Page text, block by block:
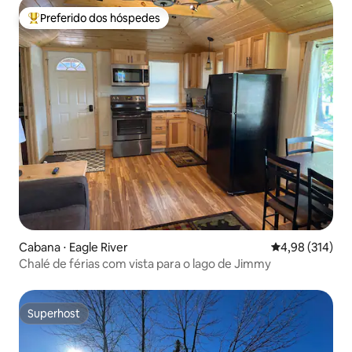
Entre os melhores preferidos dos hóspedes
Preferido dos hóspedes
Cabana ⋅ Eagle River 4,98 de uma
4,98 (314)
Chalé de férias com vista para o lago de Jimmy
Superhost
Superhost